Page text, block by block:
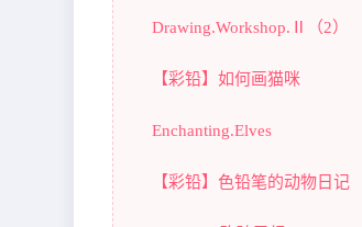
Drawing.Workshop.Ⅱ（2）
【彩铅】如何画猫咪
Enchanting.Elves
【彩铅】色铅笔的动物日记